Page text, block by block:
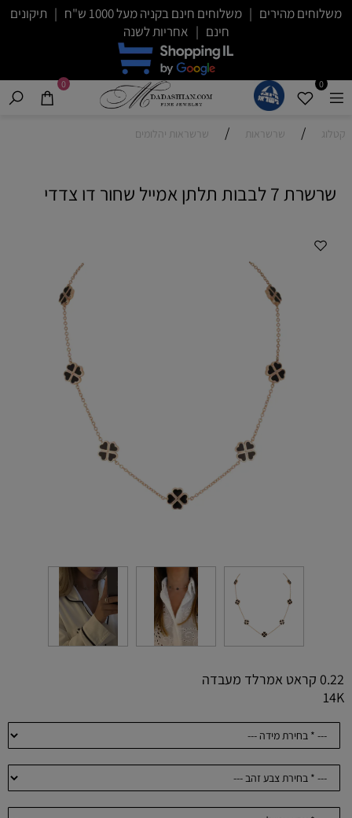
משלוחים מהירים | משלוחים חינם בקניה מעל 1000 ש"ח | תיקונים
חינם | אחריות לשנה
0
0
קטלוג / שרשראות / שרשראות יהלומים
שרשרת 7 לבבות תלתן אמייל שחור דו צדדי
0.22 קראט אמרלד מעבדה
14K